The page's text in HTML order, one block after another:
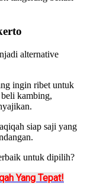
alternative
ingin ribet untuk
kambing,
siap saji yang
untuk dipilih?
Yang Tepat!